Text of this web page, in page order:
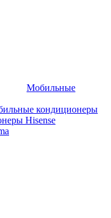
Мобильные
кондиционеры
Hisense